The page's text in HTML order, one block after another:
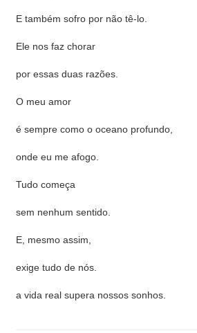
E também sofro por não tê-lo.
Ele nos faz chorar
por essas duas razões.
O meu amor
é sempre como o oceano profundo,
onde eu me afogo.
Tudo começa
sem nenhum sentido.
E, mesmo assim,
exige tudo de nós.
a vida real supera nossos sonhos.